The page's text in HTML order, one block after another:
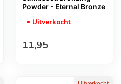
Powder - Eternal Bronze
Uitverkocht
Normale prijs
11,95